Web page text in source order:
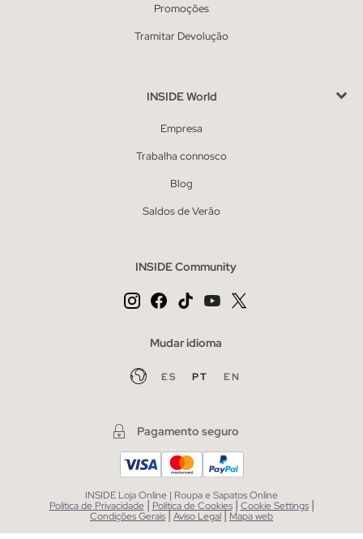
Promoções
Tramitar Devolução
INSIDE World
Empresa
Trabalha connosco
Blog
Saldos de Verão
INSIDE Community
Mudar idioma
ES PT EN
Pagamento seguro
INSIDE Loja Online | Roupa e Sapatos Online
Política de Privacidade | Política de Cookies | Cookie Settings |
Condições Gerais|Aviso Legal| Mapa web